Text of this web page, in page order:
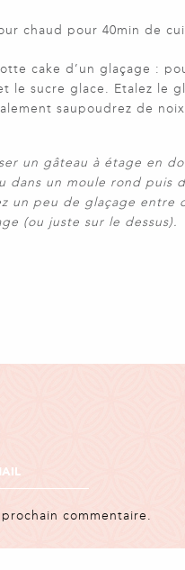
chaud pour 40min de
cake d’un glaçage :
le sucre glace. Etalez le
saupoudrez de
un gâteau à étage en
dans un moule rond puis
un peu de glaçage entre
(ou juste sur le dessus).
commentaire.